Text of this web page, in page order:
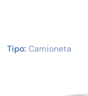
Tipo: Camioneta